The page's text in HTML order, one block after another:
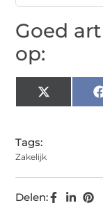
Goed
op:
X
(Twitter)
Tags:
Zakelijk
Delen: